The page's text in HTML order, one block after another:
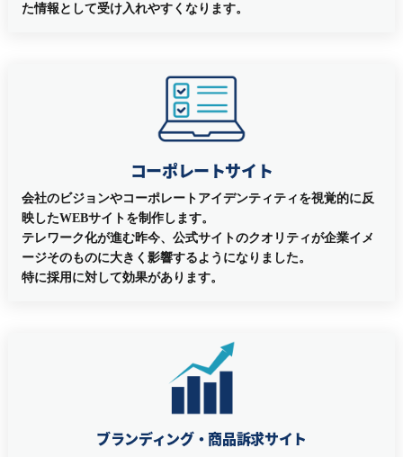
た情報として受け入れやすくなります。
コーポレートサイト
会社のビジョンやコーポレートアイデンティティを視覚的に反
映したWEBサイトを制作します。
テレワーク化が進む昨今、公式サイトのクオリティが企業イメ
ージそのものに大きく影響するようになりました。
特に採用に対して効果があります。
ブランディング・商品訴求サイト